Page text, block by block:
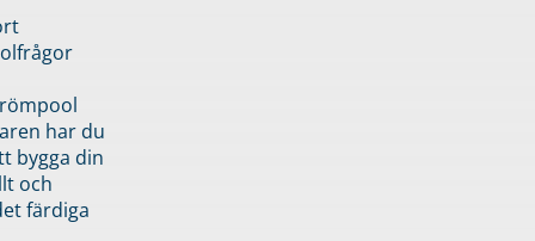
har du
bygga din
och
färdiga